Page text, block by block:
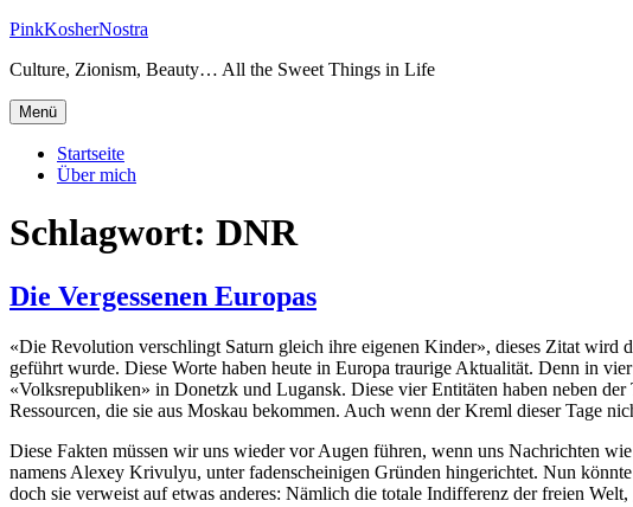
Zum
springen
PinkKosherNostra
Culture, Zionism, Beauty… All the Sweet Things in Life
Menü
Startseite
Über mich
Schlagwort: DNR
Die Vergessenen Europas
«Die Revolution verschlingt Saturn gleich ihre eigenen Kinder», dieses Zitat wird
geführt wurde. Diese Worte haben heute in Europa traurige Aktualität. Denn in
«Volksrepubliken» in Donetzk und Lugansk. Diese vier Entitäten haben neben
Ressourcen, die sie aus Moskau bekommen. Auch wenn der Kreml dieser Tage
Diese Fakten müssen wir uns wieder vor Augen führen, wenn uns Nachrichten
namens Alexey Krivulyu, unter fadenscheinigen Gründen hingerichtet. Nun
doch sie verweist auf etwas anderes: Nämlich die totale Indifferenz der freien